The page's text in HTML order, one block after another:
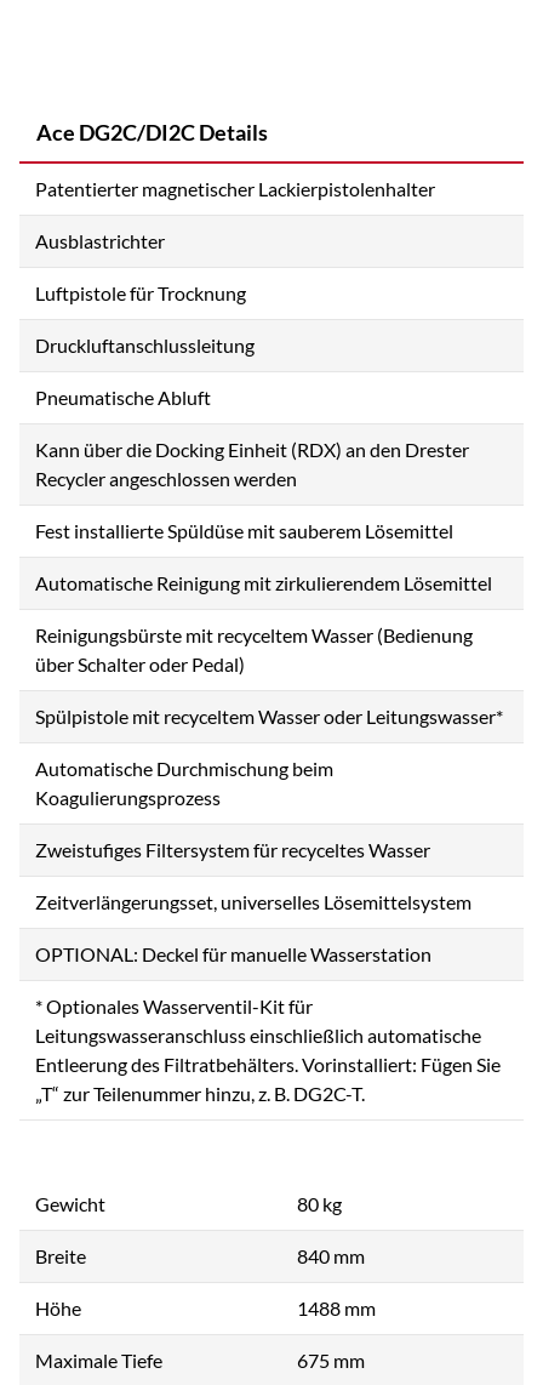
Ace DG2C/DI2C Details
Patentierter magnetischer Lackierpistolenhalter
Ausblastrichter
Luftpistole für Trocknung
Druckluftanschlussleitung
Pneumatische Abluft
Kann über die Docking Einheit (RDX) an den Drester
Recycler angeschlossen werden
Fest installierte Spüldüse mit sauberem Lösemittel
Automatische Reinigung mit zirkulierendem Lösemittel
Reinigungsbürste mit recyceltem Wasser (Bedienung
über Schalter oder Pedal)
Spülpistole mit recyceltem Wasser oder Leitungswasser*
Automatische Durchmischung beim
Koagulierungsprozess
Zweistufiges Filtersystem für recyceltes Wasser
Zeitverlängerungsset, universelles Lösemittelsystem
OPTIONAL: Deckel für manuelle Wasserstation
* Optionales Wasserventil-Kit für
Leitungswasseranschluss einschließlich automatische
Entleerung des Filtratbehälters. Vorinstalliert: Fügen Sie
„T“ zur Teilenummer hinzu, z. B. DG2C-T.
Gewicht 80 kg
Breite 840 mm
Höhe 1488 mm
Maximale Tiefe 675 mm